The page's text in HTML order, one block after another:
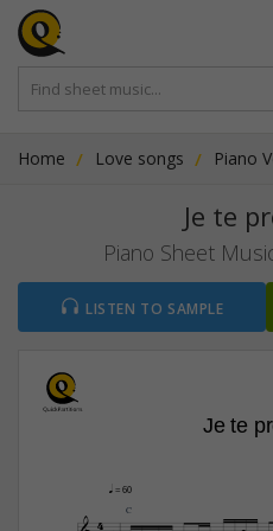
Home Love songs Piano
Je te
Piano Sheet
LISTEN TO SAMPLE
Je te
q = 60
4 C